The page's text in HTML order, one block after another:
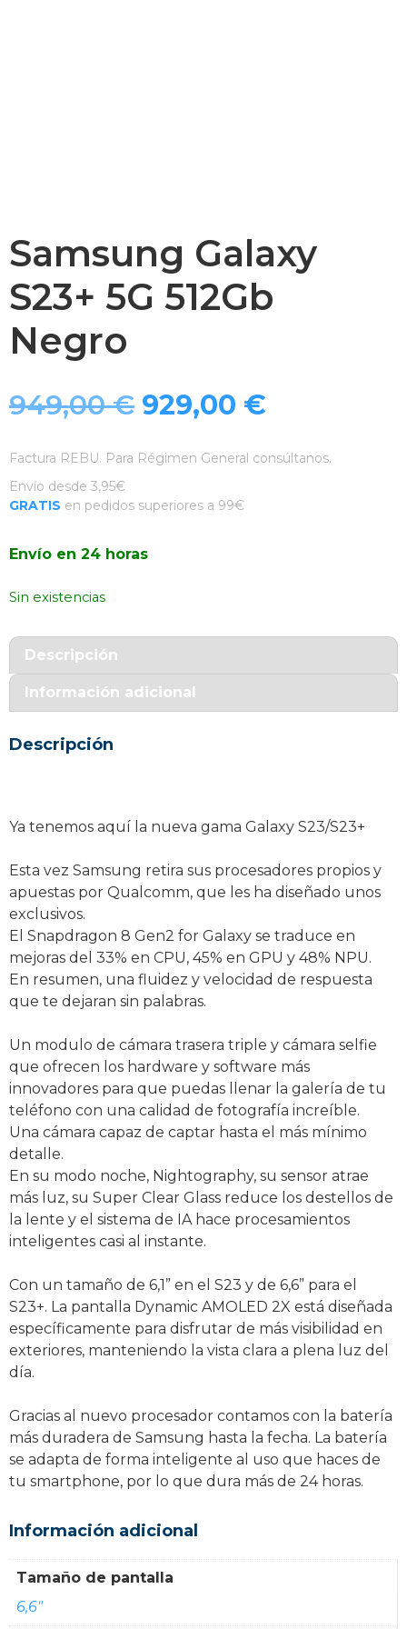
Samsung Galaxy
S23+ 5G 512Gb
Negro
949,00€ El
precio
949,00 €.
929,00 €
precio
Factura REBU. Para Régimen General consúltanos.
Envío desde 3,95€
GRATIS en pedidos superiores a 99€
Envío en 24 horas
Sin existencias
Descripción
Información adicional
Descripción
Ya tenemos aquí la nueva gama Galaxy S23/S23+
Esta vez Samsung retira sus procesadores propios y
apuestas por Qualcomm, que les ha diseñado unos
exclusivos.
El Snapdragon 8 Gen2 for Galaxy se traduce en
mejoras del 33% en CPU, 45% en GPU y 48% NPU.
En resumen, una fluidez y velocidad de respuesta
que te dejaran sin palabras.
Un modulo de cámara trasera triple y cámara selfie
que ofrecen los hardware y software más
innovadores para que puedas llenar la galería de tu
teléfono con una calidad de fotografía increíble.
Una cámara capaz de captar hasta el más mínimo
detalle.
En su modo noche, Nightography, su sensor atrae
más luz, su Super Clear Glass reduce los destellos de
la lente y el sistema de IA hace procesamientos
inteligentes casi al instante.
Con un tamaño de 6,1” en el S23 y de 6,6” para el
S23+. La pantalla Dynamic AMOLED 2X está diseñada
específicamente para disfrutar de más visibilidad en
exteriores, manteniendo la vista clara a plena luz del
día.
Gracias al nuevo procesador contamos con la batería
más duradera de Samsung hasta la fecha. La batería
se adapta de forma inteligente al uso que haces de
tu smartphone, por lo que dura más de 24 horas.
Información adicional
Tamaño de pantalla
6,6"